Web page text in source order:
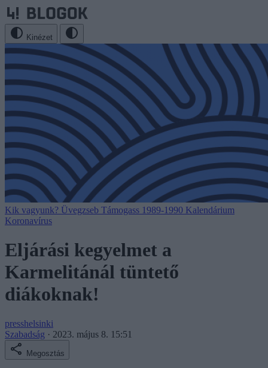
Kinézet
Kik vagyunk? Üvegzseb Támogass 1989-1990 Kalendárium
Koronavírus
Eljárási kegyelmet a
Karmelitánál tüntető
diákoknak!
presshelsinki
Szabadság · 2023. május 8. 15:51
Megosztás